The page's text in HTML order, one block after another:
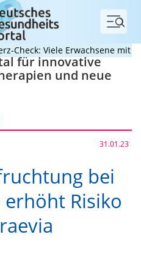
Menü
Viele Erwachsene mit
für innovative
und neue
31.01.23
bei
Risiko